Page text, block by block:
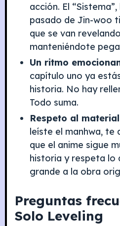
acción. El
pasado de Jin-woo
que se van
manteniéndote
Un ritmo
capítulo uno ya
historia. No hay
Todo suma.
Respeto al
leíste el manhwa, te
que el anime sigue
historia y respeta lo
grande a la obra
Preguntas
Solo Leveling